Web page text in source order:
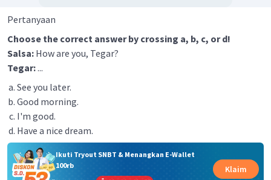
Pertanyaan
Choose the correct answer by crossing a, b, c, or d!
Salsa: How are you, Tegar?
Tegar:...
See you later.
Good morning.
I'm good.
Have a nice dream.
Ikuti Tryout SNBT & Menangkan E-Wallet
100rb
Klaim